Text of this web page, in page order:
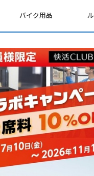
バイク用品